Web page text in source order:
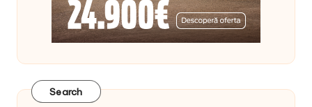
Search